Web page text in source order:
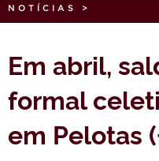
PORTARIAS
NOTÍCIAS >
Em abril,
formal
em Pelotas